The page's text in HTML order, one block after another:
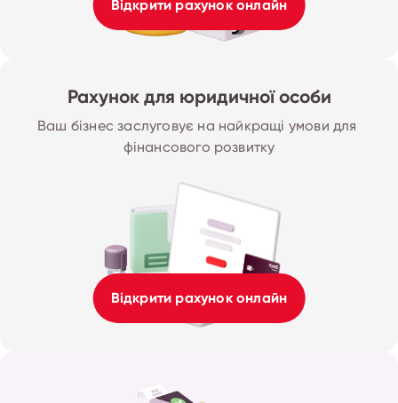
Відкрити рахунок онлайн
Рахунок для юридичної особи
Ваш бізнес заслуговує на найкращі умови для
фінансового розвитку
Відкрити рахунок онлайн